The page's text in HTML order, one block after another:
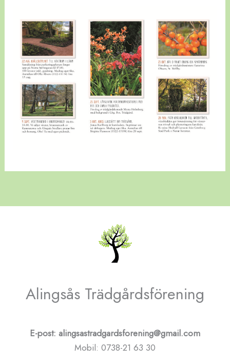
Alingsås Trädgårdsförening
E-post: alingsastradgardsforening@gmail.com
Mobil: 0738-21 63 30